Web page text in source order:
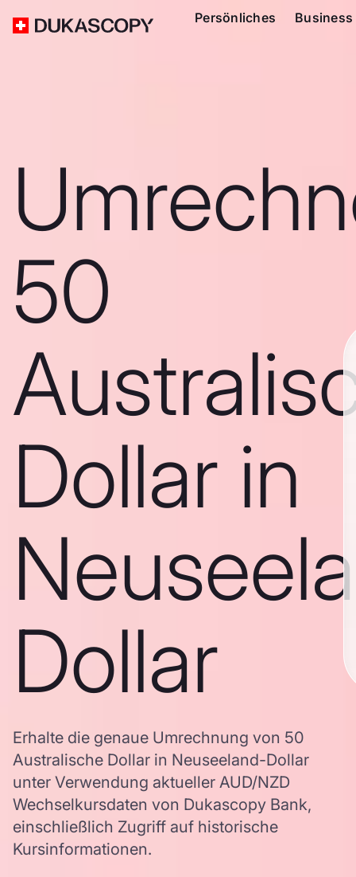
Persönliches Business
50
Dollar in
Dollar
Erhalte die genaue Umrechnung von 50
Australische Dollar in Neuseeland-Dollar
unter Verwendung aktueller AUD/NZD
Wechselkursdaten von Dukascopy Bank,
einschließlich Zugriff auf historische
Kursinformationen.